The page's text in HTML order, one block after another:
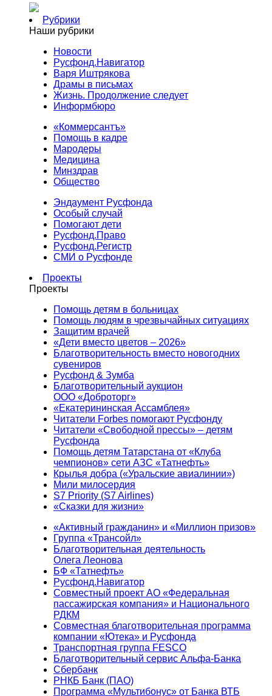
Рубрики
Наши рубрики
Новости
Русфонд.Навигатор
Варя Иштрякова
Драмы в письмах
Жизнь. Продолжение следует
Информбюро
«Коммерсантъ»
Помощь в кадре
Мародеры
Медицина
Минздрав
Общество
Эндаумент Русфонда
Особый случай
Помогают дети
Русфонд.Право
Русфонд.Регистр
СМИ о Русфонде
Проекты
Проекты
Помощь детям в больницах
Помощь людям в чрезвычайных ситуациях
Защитим врачей
«Дети вместо цветов – 2026»
Благотворительность вместо новогодних
сувениров
Русфонд & Зумба
Благотворительный аукцион
ООО «Доброторг»
«Екатерининская Ассамблея»
Читатели Forbes помогают Русфонду
Читатели «Свободной прессы» – детям
Русфонда
Помощь детям Татарстана от «Клуба
чемпионов» сети АЗС «Татнефть»
Крылья добра («Уральские авиалинии»)
Мили милосердия
S7 Priority (S7 Airlines)
«Сказки для жизни»
«Активный гражданин» и «Миллион призов»
Группа «Трансойл»
Благотворительная деятельность
Олега Леонова
БФ «Татнефть»
Русфонд.Навигатор
Совместный проект АО «Федеральная
пассажирская компания» и Национального
РДКМ
Совместная благотворительная программа
компании «Ютека» и Русфонда
Транспортная группа FESCO
Благотворительный сервис Альфа-Банка
Сбербанк
РНКБ Банк (ПАО)
Программа «Мультибонус» от Банка ВТБ